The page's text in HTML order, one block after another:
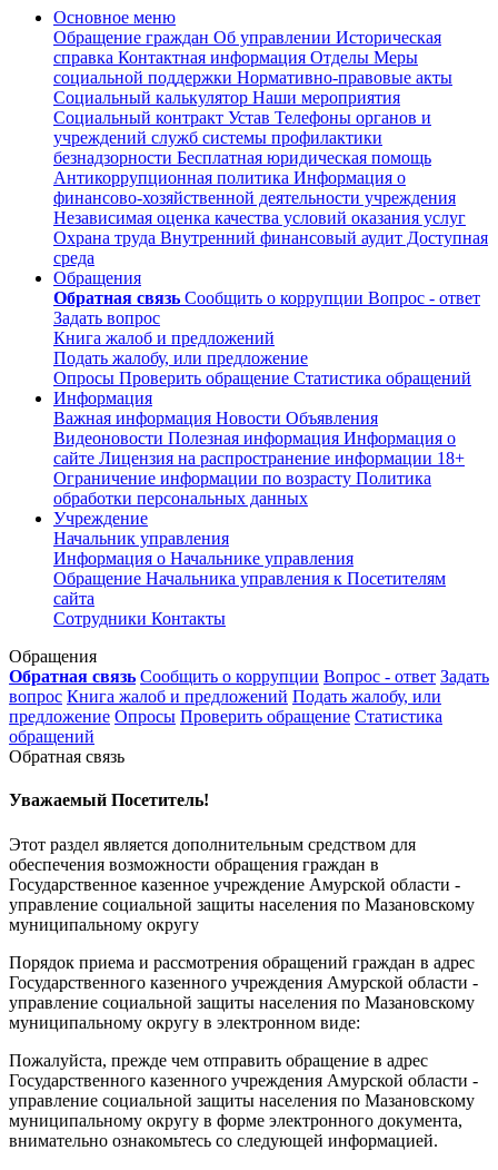
Основное меню
Обращение граждан Об управлении Историческая
справка Контактная информация Отделы Меры
социальной поддержки Нормативно-правовые акты
Социальный калькулятор Наши мероприятия
Социальный контракт Устав Телефоны органов и
учреждений служб системы профилактики
безнадзорности Бесплатная юридическая помощь
Антикоррупционная политика Информация о
финансово-хозяйственной деятельности учреждения
Независимая оценка качества условий оказания услуг
Охрана труда Внутренний финансовый аудит Доступная
среда
Обращения
Обратная связь Сообщить о коррупции Вопрос - ответ
Задать вопрос
Книга жалоб и предложений
Подать жалобу, или предложение
Опросы Проверить обращение Статистика обращений
Информация
Важная информация Новости Объявления
Видеоновости Полезная информация Информация о
сайте Лицензия на распространение информации 18+
Ограничение информации по возрасту Политика
обработки персональных данных
Учреждение
Начальник управления
Информация о Начальнике управления
Обращение Начальника управления к Посетителям
сайта
Сотрудники Контакты
Обращения
Обратная связь Сообщить о коррупции Вопрос - ответ Задать
вопрос Книга жалоб и предложений Подать жалобу, или
предложение Опросы Проверить обращение Статистика
обращений
Обратная связь
Уважаемый Посетитель!
Этот раздел является дополнительным средством для
обеспечения возможности обращения граждан в
Государственное казенное учреждение Амурской области -
управление социальной защиты населения по Мазановскому
муниципальному округу
Порядок приема и рассмотрения обращений граждан в адрес
Государственного казенного учреждения Амурской области -
управление социальной защиты населения по Мазановскому
муниципальному округу в электронном виде:
Пожалуйста, прежде чем отправить обращение в адрес
Государственного казенного учреждения Амурской области -
управление социальной защиты населения по Мазановскому
муниципальному округу в форме электронного документа,
внимательно ознакомьтесь со следующей информацией.